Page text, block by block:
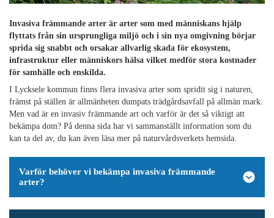
Invasiva främmande arter är arter som med människans hjälp
flyttats från sin ursprungliga miljö och i sin nya omgivning börjar
sprida sig snabbt och orsakar allvarlig skada för ekosystem,
infrastruktur eller människors hälsa vilket medför stora kostnader
för samhälle och enskilda.
I Lycksele kommun finns flera invasiva arter som spridit sig i naturen,
främst på ställen är allmänheten dumpats trädgårdsavfall på allmän mark.
Men vad är en invasiv främmande art och varför är det så viktigt att
bekämpa dom? På denna sida har vi sammanställt information som du
kan ta del av, du kan även läsa mer på naturvårdsverkets hemsida.
Varför behöver vi bekämpa invasiva främmande
arter?